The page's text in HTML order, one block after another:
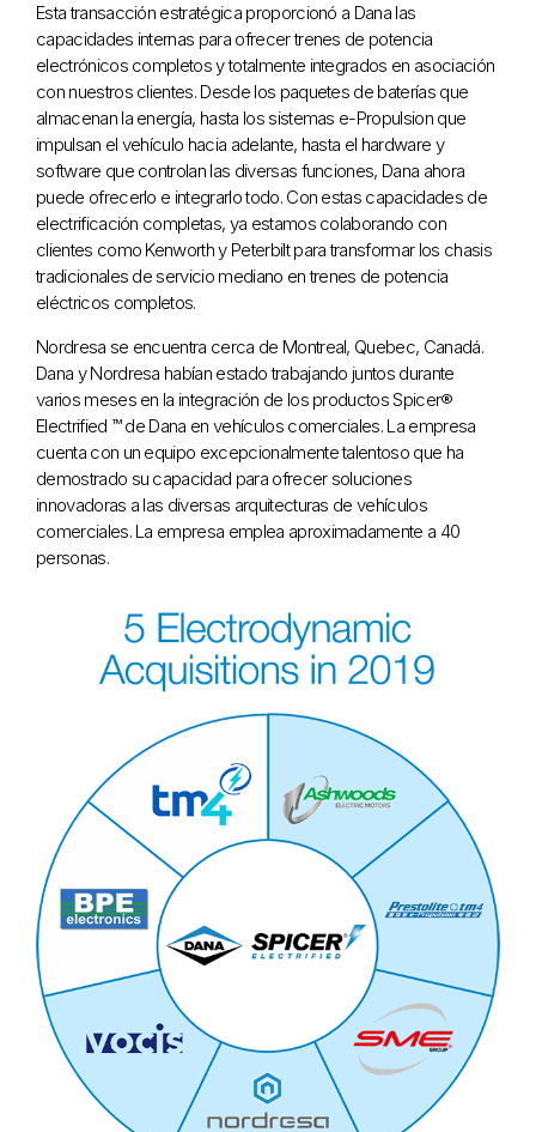
Esta transacción estratégica proporcionó a Dana las
capacidades internas para ofrecer trenes de potencia
electrónicos completos y totalmente integrados en asociación
con nuestros clientes. Desde los paquetes de baterías que
almacenan la energía, hasta los sistemas e-Propulsion que
impulsan el vehículo hacia adelante, hasta el hardware y
software que controlan las diversas funciones, Dana ahora
puede ofrecerlo e integrarlo todo. Con estas capacidades de
electrificación completas, ya estamos colaborando con
clientes como Kenworth y Peterbilt para transformar los chasis
tradicionales de servicio mediano en trenes de potencia
eléctricos completos.
Nordresa se encuentra cerca de Montreal, Quebec, Canadá.
Dana y Nordresa habían estado trabajando juntos durante
varios meses en la integración de los productos Spicer®
Electrified ™ de Dana en vehículos comerciales. La empresa
cuenta con un equipo excepcionalmente talentoso que ha
demostrado su capacidad para ofrecer soluciones
innovadoras a las diversas arquitecturas de vehículos
comerciales. La empresa emplea aproximadamente a 40
personas.